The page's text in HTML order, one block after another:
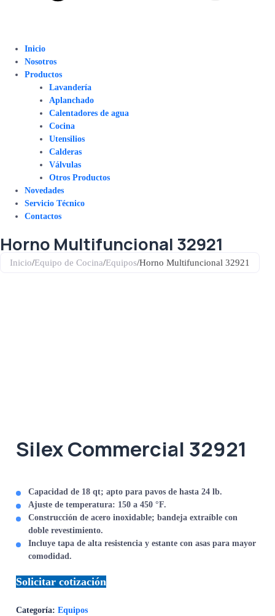
Inicio
Nosotros
Productos
Lavandería
Aplanchado
Calentadores de agua
Cocina
Utensilios
Calderas
Válvulas
Otros Productos
Novedades
Servicio Técnico
Contactos
Horno Multifuncional 32921
Inicio/Equipo de Cocina/Equipos/Horno Multifuncional 32921
Silex Commercial 32921
Capacidad de 18 qt; apto para pavos de hasta 24 lb.
Ajuste de temperatura: 150 a 450 °F.
Construcción de acero inoxidable; bandeja extraíble con
doble revestimiento.
Incluye tapa de alta resistencia y estante con asas para mayor
comodidad.
Solicitar cotización
Categoría:Equipos